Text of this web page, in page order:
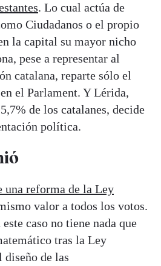
. Lo cual actúa de
Ciudadanos o el propio
la capital su mayor nicho
pese a representar al
catalana, reparte sólo el
el Parlament. Y Lérida,
de los catalanes, decide
política.
una reforma de la Ley
valor a todos los votos.
caso no tiene nada que
tras la Ley
de las